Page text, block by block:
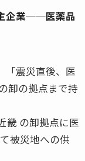
企業──医薬品
震災直後、医
卸の拠点まで持
畿 の卸拠点に医
被災地への供